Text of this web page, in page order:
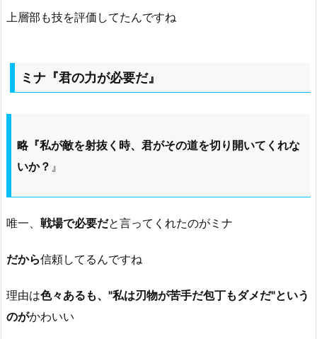
上層部も技を評価してたんですね
ミナ『君の力が必要だ』
略『私が敵を射抜く時、君がその道を切り開いてくれな
いか？ 』
唯一、 戦場で必要だと言ってくれたのがミナ
だから信頼してるんですね
理由は色々あるも、"私は刃物が苦手だ包丁もダメだ"という
のがかわいい